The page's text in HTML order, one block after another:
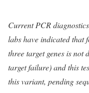
Current PCR
labs have indicated that
three target genes is not
target failure) and this
this variant, pending